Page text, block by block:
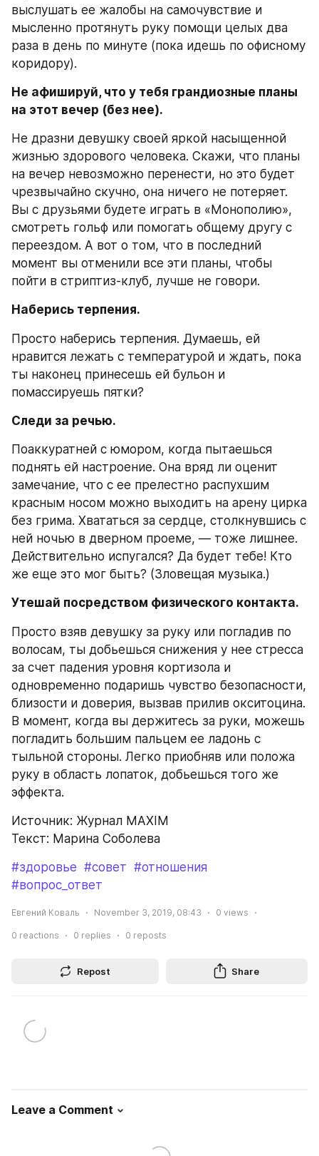
выслушать ее жалобы на самочувствие и
мысленно протянуть руку помощи целых два
раза в день по минуте (пока идешь по офисному
коридору).
Не афишируй, что у тебя грандиозные планы
на этот вечер (без нее).
Не дразни девушку своей яркой насыщенной
жизнью здорового человека. Скажи, что планы
на вечер невозможно перенести, но это будет
чрезвычайно скучно, она ничего не потеряет.
Вы с друзьями будете играть в «Монополию»,
смотреть гольф или помогать общему другу с
переездом. А вот о том, что в последний
момент вы отменили все эти планы, чтобы
пойти в стриптиз-клуб, лучше не говори.
Наберись терпения.
Просто наберись терпения. Думаешь, ей
нравится лежать с температурой и ждать, пока
ты наконец принесешь ей бульон и
помассируешь пятки?
Следи за речью.
Поаккуратней с юмором, когда пытаешься
поднять ей настроение. Она вряд ли оценит
замечание, что с ее прелестно распухшим
красным носом можно выходить на арену цирка
без грима. Хвататься за сердце, столкнувшись с
ней ночью в дверном проеме, — тоже лишнее.
Действительно испугался? Да будет тебе! Кто
же еще это мог быть? (Зловещая музыка.)
Утешай посредством физического контакта.
Просто взяв девушку за руку или погладив по
волосам, ты добьешься снижения у нее стресса
за счет падения уровня кортизола и
одновременно подаришь чувство безопасности,
близости и доверия, вызвав прилив окситоцина.
В момент, когда вы держитесь за руки, можешь
погладить большим пальцем ее ладонь с
тыльной стороны. Легко приобняв или положа
руку в область лопаток, добьешься того же
эффекта.
Источник: Журнал MAXIM
Текст: Марина Соболева
#здоровье #совет #отношения
#вопрос_ответ
Евгений Коваль November 3, 2019, 08:43 0 views
0 reactions 0 replies 0 reposts
Repost Share
Leave a Comment